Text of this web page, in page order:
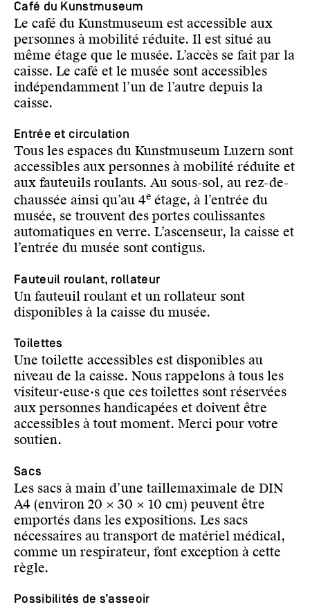
Café du Kunstmuseum
Le café du Kunstmuseum est accessible aux
personnes à mobilité réduite. Il est situé au
même étage que le musée. L’accès se fait par la
caisse. Le café et le musée sont accessibles
indépendamment l’un de l’autre depuis la
caisse.
Entrée et circulation
Tous les espaces du Kunstmuseum Luzern sont
accessibles aux personnes à mobilité réduite et
aux fauteuils roulants. Au sous-sol, au rez-de-
chaussée ainsi qu’au 4e étage, à l’entrée du
musée, se trouvent des portes coulissantes
automatiques en verre. L’ascenseur, la caisse et
l’entrée du musée sont contigus.
Fauteuil roulant, rollateur
Un fauteuil roulant et un rollateur sont
disponibles à la caisse du musée.
Toilettes
Une toilette accessibles est disponibles au
niveau de la caisse. Nous rappelons à tous les
visiteur·euse·s que ces toilettes sont réservées
aux personnes handicapées et doivent être
accessibles à tout moment. Merci pour votre
soutien.
Sacs
Les sacs à main d’une taillemaximale de DIN
A4 (environ 20 × 30 × 10 cm) peuvent être
emportés dans les expositions. Les sacs
nécessaires au transport de matériel médical,
comme un respirateur, font exception à cette
règle.
Possibilités de s’asseoir